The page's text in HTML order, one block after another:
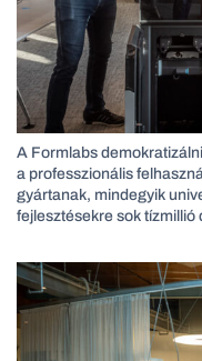
A Formlabs
a professzionális
gyártanak, mindegyik
fejlesztésekre sok tízmillió